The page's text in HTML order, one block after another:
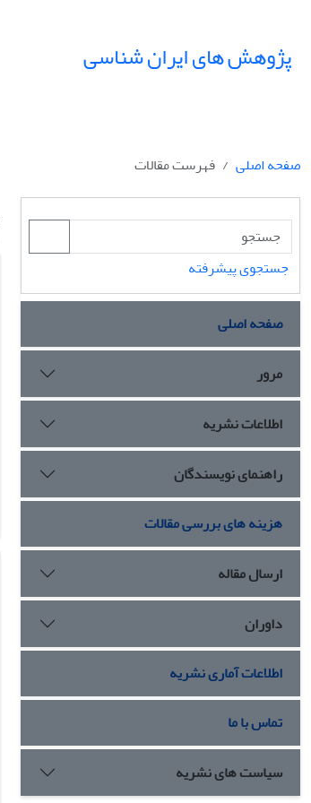
پژوهش های ایران شناسی
صفحه اصلی
فهرست مقالات
جستجوی پیشرفته
صفحه اصلی
مرور
اطلاعات نشریه
راهنمای نویسندگان
هزینه های بررسی مقالات
ارسال مقاله
داوران
اطلاعات آماری نشریه
تماس با ما
سیاست های نشریه